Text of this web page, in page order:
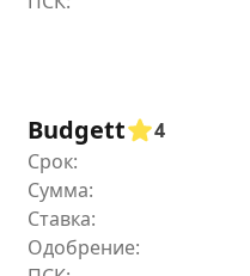
Budgett
4
Срок:
Сумма:
Ставка:
Одобрение: